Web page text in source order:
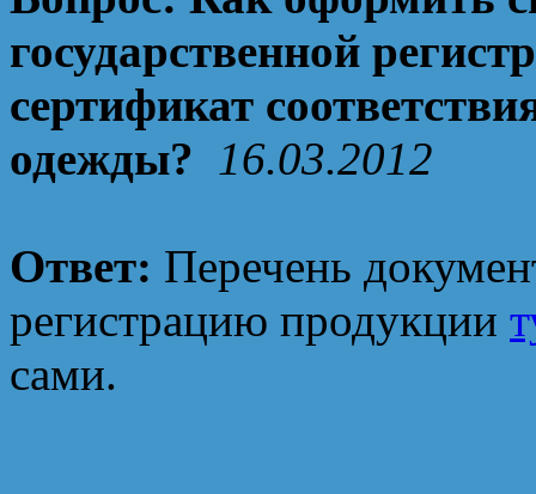
государственной
сертификат
одежды? 16.03.2012
Ответ: Перечень
регистрацию продукции
сами.